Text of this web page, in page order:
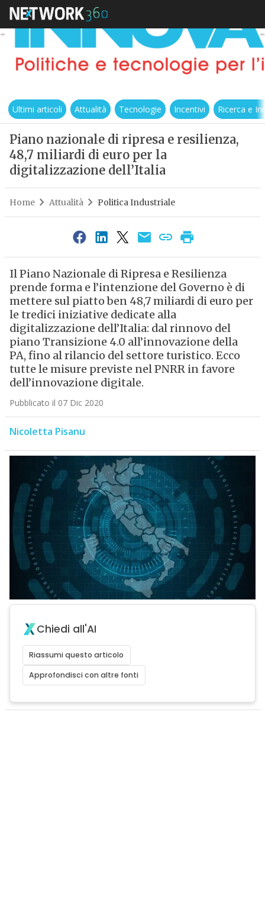
Ultimi articoli Attualità Tecnologie Incentivi Ricerca e
Piano nazionale di ripresa e resilienza,
48,7 miliardi di euro per la
digitalizzazione dell’Italia
Home Attualità Politica Industriale
Il Piano Nazionale di Ripresa e Resilienza
prende forma e l’intenzione del Governo è di
mettere sul piatto ben 48,7 miliardi di euro per
le tredici iniziative dedicate alla
digitalizzazione dell’Italia: dal rinnovo del
piano Transizione 4.0 all’innovazione della
PA, fino al rilancio del settore turistico. Ecco
tutte le misure previste nel PNRR in favore
dell’innovazione digitale.
Pubblicato il 07 Dic 2020
Nicoletta Pisanu
Chiedi all'AI
Riassumi questo articolo
Approfondisci con altre fonti